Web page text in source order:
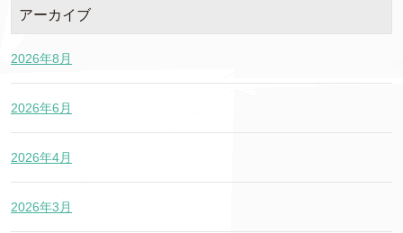
アーカイブ
2026年8月
2026年6月
2026年4月
2026年3月